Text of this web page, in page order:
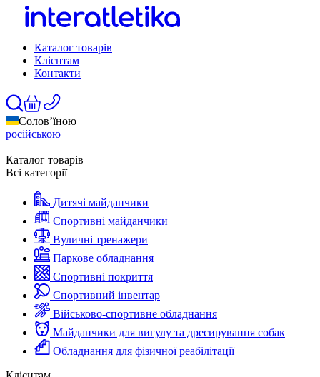
Каталог товарів
Клієнтам
Контакти
Солов’їною
російською
Каталог товарів
Всі категорії
Дитячі майданчики
Спортивні майданчики
Вуличні тренажери
Паркове обладнання
Спортивні покриття
Спортивний інвентар
Військово-спортивне обладнання
Майданчики для вигулу та дресирування собак
Обладнання для фізичної реабілітації